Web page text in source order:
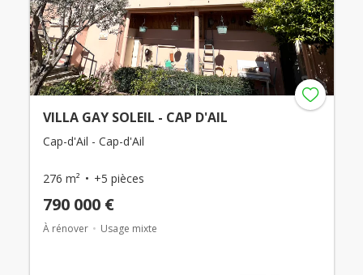
VILLA GAY SOLEIL - CAP D'AIL
Cap-d'Ail - Cap-d'Ail
276 m² +5 pièces
790 000 €
À rénover Usage mixte